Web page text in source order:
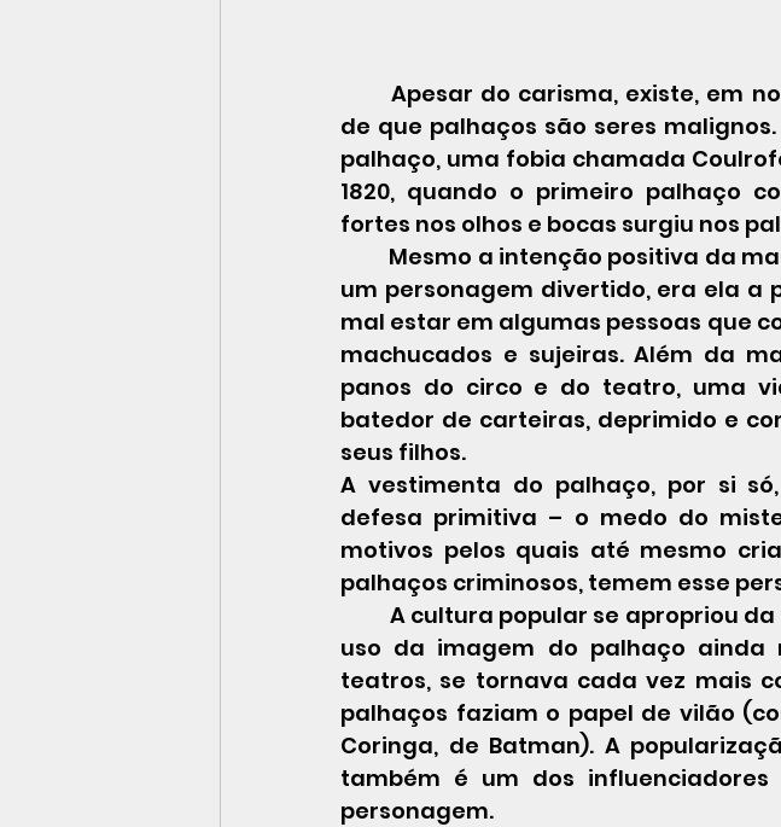
	Apesar do carisma, existe, em nossa cultura e senso comum, uma ideia
de que palhaços são seres
palhaço, uma fobia chamada
1820, quando o primeiro palhaço
fortes nos olhos e bocas surgiu nos
um personagem divertido, era ela a
mal estar em algumas pessoas que
machucados e sujeiras. Além da
panos do circo e do teatro, uma
batedor de carteiras, deprimido e
seus filhos.
A vestimenta do palhaço, por si
defesa primitiva – o medo do
motivos pelos quais até mesmo
palhaços criminosos, temem esse
uso da imagem do palhaço ainda
teatros, se tornava cada vez mais
palhaços faziam o papel de vilão
Coringa, de Batman). A
também é um dos
personagem.